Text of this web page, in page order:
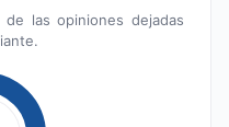
las opiniones dejadas